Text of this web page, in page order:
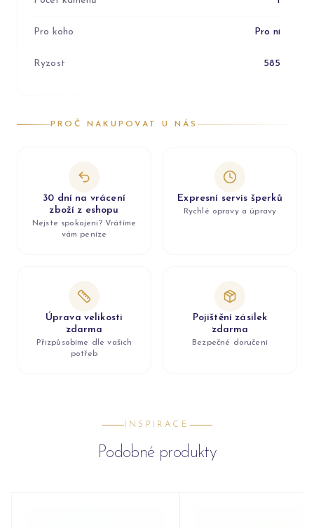
Pro koho Pro ni
Ryzost 585
PROČ NAKUPOVAT U NÁS
30 dní na vrácení
zboží z eshopu
Nejste spokojeni? Vrátíme
vám peníze
Expresní servis šperků
Rychlé opravy a úpravy
Úprava velikosti
zdarma
Přizpůsobíme dle vašich
potřeb
Pojištění zásilek
zdarma
Bezpečné doručení
INSPIRACE
Podobné produkty